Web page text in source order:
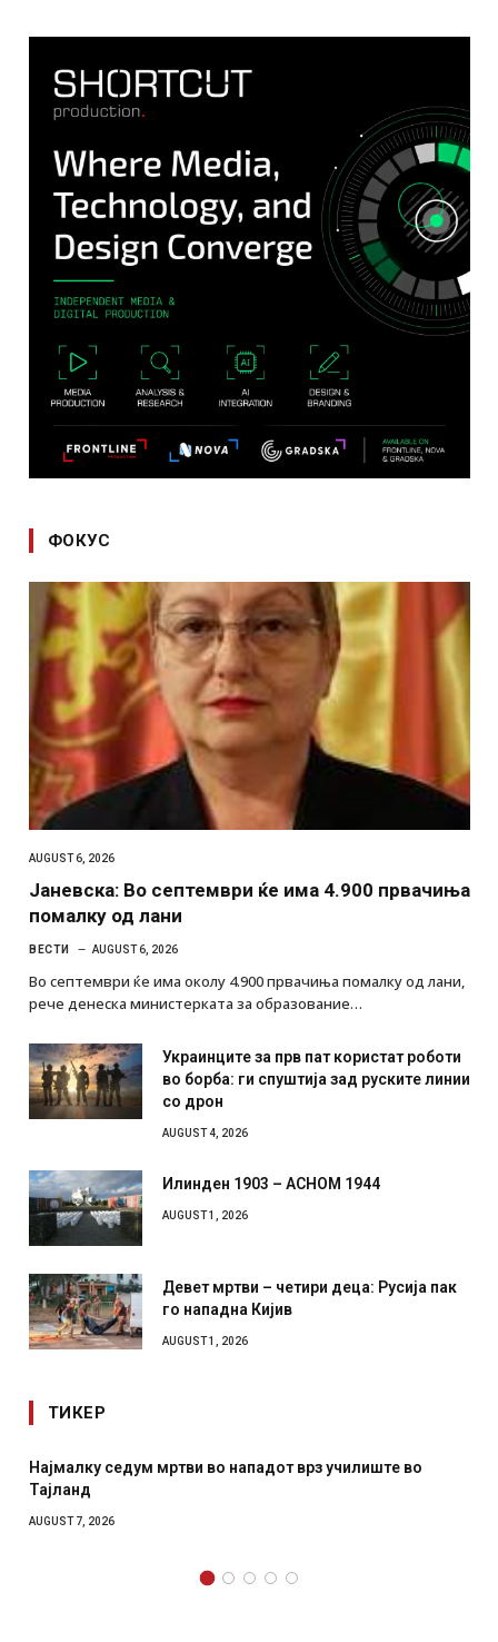
ФОКУС
AUGUST 6, 2026
Јаневска: Во септември ќе има 4.900 првачиња
помалку од лани
ВЕСТИ AUGUST 6, 2026
Во септември ќе има околу 4.900 првачиња помалку од лани,
рече денеска министерката за образование…
Украинците за прв пат користат роботи
во борба: ги спуштија зад руските линии
со дрон
AUGUST 4, 2026
Илинден 1903 – АСНОМ 1944
AUGUST 1, 2026
Девет мртви – четири деца: Русија пак
го нападна Кијив
AUGUST 1, 2026
ТИКЕР
Најмалку седум мртви во нападот врз училиште во
Тајланд
AUGUST 7, 2026